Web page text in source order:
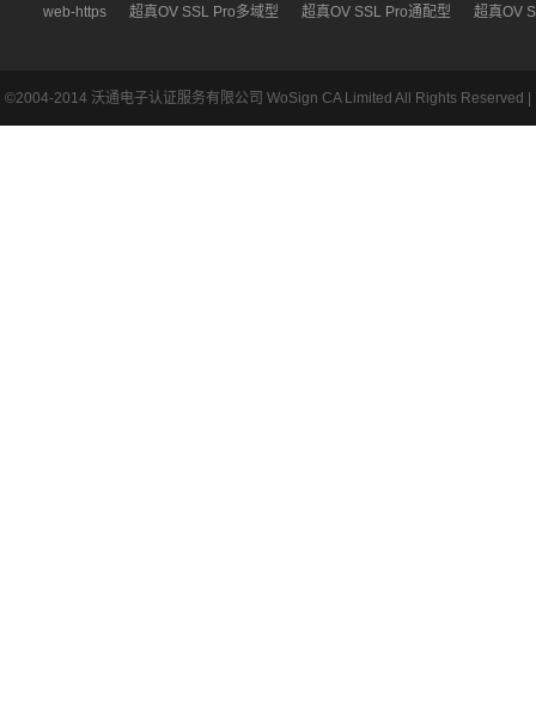
web-https 超真OV SSL Pro多域型 超真OV SSL Pro通配型 超真OV
©2004-2014 沃通电子认证服务有限公司 WoSign CA Limited All Rights Reserved |